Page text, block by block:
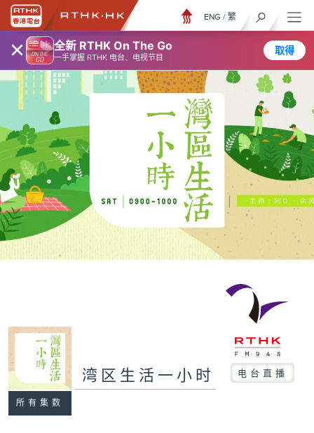
× 全新 RTHK On The Go
一手掌握 RTHK 电台、电视节目
取得
ENG / 繁
所有集数
湾区生活一小时 电台直播